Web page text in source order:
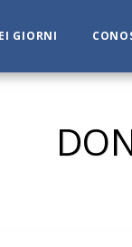
GIORNI